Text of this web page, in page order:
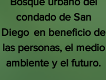
condado de San
Diego en beneficio de
las personas, el medio
ambiente y el futuro.